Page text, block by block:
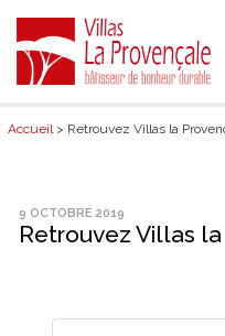
Accueil> Retrouvez Villas la
9 OCTOBRE 2019
Retrouvez Villas